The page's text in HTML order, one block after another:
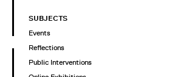
SUBJECTS
Events
Reflections
Public Interventions